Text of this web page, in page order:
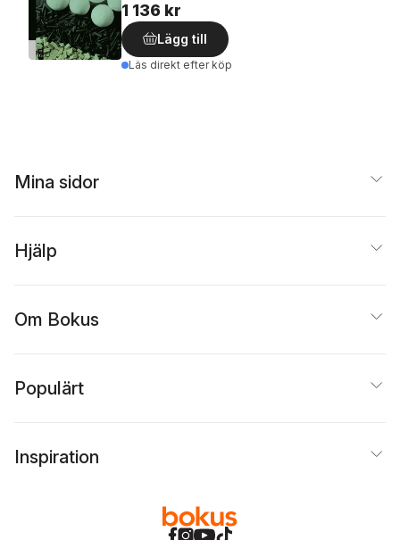
1 136 kr
Lägg till
Läs direkt efter köp
Mina sidor
Hjälp
Om Bokus
Populärt
Inspiration